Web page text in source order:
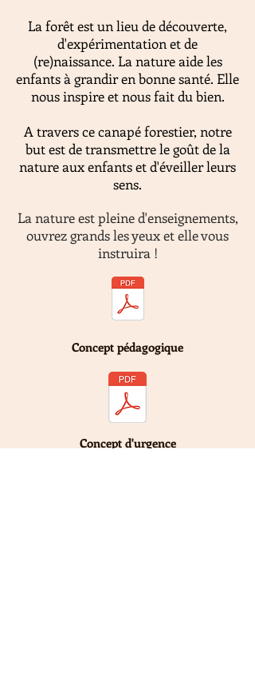
La forêt est un lieu de découverte,
d'expérimentation et de
(re)naissance. La nature aide les
enfants à grandir en bonne santé. Elle
nous inspire et nous fait du bien.
A travers ce canapé forestier, notre
but est de transmettre le goût de la
nature aux enfants et d'éveiller leurs
sens.
La nature est pleine d'enseignements,
ouvrez grands les yeux et elle vous
instruira !
Concept pédagogique
Concept d'urgence